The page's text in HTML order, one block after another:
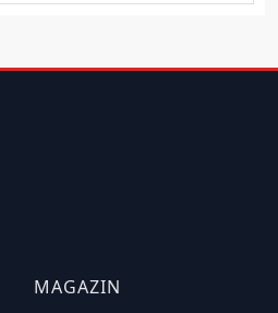
MAGAZIN